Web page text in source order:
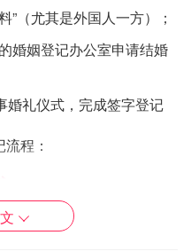
”（尤其是外国人一方）；
婚姻登记办公室申请结婚
婚礼仪式，完成签字登记
程：
婚的话，首先第一步是需